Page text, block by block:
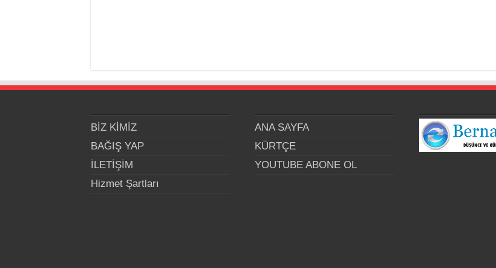
BİZ KİMİZ
BAĞIŞ YAP
İLETİŞİM
Hizmet Şartları
ANA SAYFA
KÜRTÇE
YOUTUBE ABONE OL